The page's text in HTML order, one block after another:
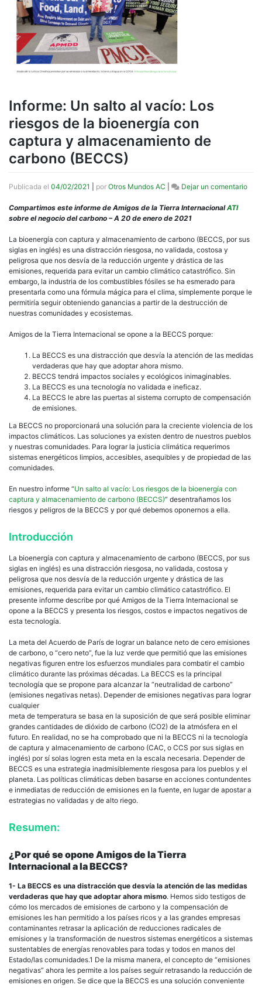
Informe: Un salto al vacío: Los
riesgos de la bioenergía con
captura y almacenamiento de
carbono (BECCS)
Publicada el 04/02/2021 por Otros Mundos AC Dejar un comentarioen
Compartimos este informe de Amigos de la Tierra InternacionalATI
sobre el negocio del carbono – A 20 de enero de 2021
La bioenergía con captura y almacenamiento de carbono (BECCS, por sus
siglas en inglés) es una distracción riesgosa, no validada, costosa y
peligrosa que nos desvía de la reducción urgente y drástica de las
emisiones, requerida para evitar un cambio climático catastrófico. Sin
embargo, la industria de los combustibles fósiles se ha esmerado para
presentarla como una fórmula mágica para el clima, simplemente porque le
permitiría seguir obteniendo ganancias a partir de la destrucción de
nuestras comunidades y ecosistemas.
Amigos de la Tierra Internacional se opone a la BECCS porque:
La BECCS es una distracción que desvía la atención de las medidas
verdaderas que hay que adoptar ahora mismo.
BECCS tendrá impactos sociales y ecológicos inimaginables.
La BECCS es una tecnología no validada e ineficaz.
La BECCS le abre las puertas al sistema corrupto de compensación
de emisiones.
La BECCS no proporcionará una solución para la creciente violencia de los
impactos climáticos. Las soluciones ya existen dentro de nuestros pueblos
y nuestras comunidades. Para lograr la justicia climática requerimos
sistemas energéticos limpios, accesibles, asequibles y de propiedad de las
comunidades.
En nuestro informe “Un salto al vacío: Los riesgos de la bioenergía con
captura y almacenamiento de carbono (BECCS)” desentrañamos los
riesgos y peligros de la BECCS y por qué debemos oponernos a ella.
Introducción
La bioenergía con captura y almacenamiento de carbono (BECCS, por sus
siglas en inglés) es una distracción riesgosa, no validada, costosa y
peligrosa que nos desvía de la reducción urgente y drástica de las
emisiones, requerida para evitar un cambio climático catastrófico. El
presente informe describe por qué Amigos de la Tierra Internacional se
opone a la BECCS y presenta los riesgos, costos e impactos negativos de
esta tecnología.
La meta del Acuerdo de París de lograr un balance neto de cero emisiones
de carbono, o “cero neto”, fue la luz verde que permitió que las emisiones
negativas figuren entre los esfuerzos mundiales para combatir el cambio
climático durante las próximas décadas. La BECCS es la principal
tecnología que se propone para alcanzar la “neutralidad de carbono”
(emisiones negativas netas). Depender de emisiones negativas para lograr
cualquier
meta de temperatura se basa en la suposición de que será posible eliminar
grandes cantidades de dióxido de carbono (CO2) de la atmósfera en el
futuro. En realidad, no se ha comprobado que ni la BECCS ni la tecnología
de captura y almacenamiento de carbono (CAC, o CCS por sus siglas en
inglés) por sí solas logren esta meta en la escala necesaria. Depender de
BECCS es una estrategia inadmisiblemente riesgosa para los pueblos y el
planeta. Las políticas climáticas deben basarse en acciones contundentes
e inmediatas de reducción de emisiones en la fuente, en lugar de apostar a
estrategias no validadas y de alto riego.
Resumen:
¿Por qué se opone Amigos de la Tierra
Internacional a la BECCS?
1- La BECCS es una distracción que desvía la atención de las medidas
verdaderas que hay que adoptar ahora mismo. Hemos sido testigos de
cómo los mercados de emisiones de carbono y la compensación de
emisiones les han permitido a los países ricos y a las grandes empresas
contaminantes retrasar la aplicación de reducciones radicales de
emisiones y la transformación de nuestros sistemas energéticos a sistemas
sustentables de energías renovables para todas y todos en manos del
Estado/las comunidades.1 De la misma manera, el concepto de “emisiones
negativas” ahora les permite a los países seguir retrasando la reducción de
emisiones en origen. Se dice que la BECCS es una solución conveniente